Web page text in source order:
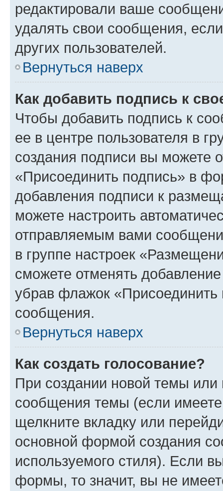
редактировали ваше
удалять свои сообщения,
других пользователей.
Вернуться наверх
Как добавить подпись к
Чтобы добавить подпись к
ее в центре пользователя в
создания подписи вы можете
«Присоединить подпись» в
добавления подписи к
можете настроить
отправляемым вами
в группе настроек
сможете отменять
убрав флажок
сообщения.
Вернуться наверх
Как создать голосование?
При создании новой темы или
сообщения темы (если
щелкните вкладку или
основной формой создания
используемого стиля). Если
формы, то значит, вы не